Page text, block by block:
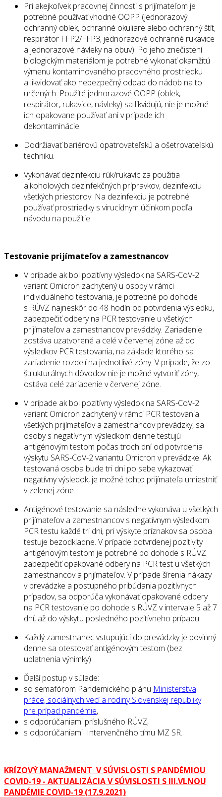
Pri akejkoľvek pracovnej činnosti s prijímateľom je
potrebné používať vhodné OOPP (jednorazový
ochranný oblek, ochranné okuliare alebo ochranný štít,
respirátor FFP2/FFP3, jednorazové ochranné rukavice
a jednorazové návleky na obuv). Po jeho znečistení
biologickým materiálom je potrebné vykonať okamžitú
výmenu kontaminovaného pracovného prostriedku
a likvidovať ako nebezpečný odpad do nádob na to
určených. Použité jednorazové OOPP (oblek,
respirátor, rukavice, návleky) sa likvidujú, nie je možné
ich opakovane používať ani v prípade ich
dekontaminácie.
Dodržiavať bariérovú opatrovateľskú a ošetrovateľskú
techniku.
Vykonávať dezinfekciu rúk/rukavíc za použitia
alkoholových dezinfekčných prípravkov, dezinfekciu
všetkých priestorov. Na dezinfekciu je potrebné
používať prostriedky s virucídnym účinkom podľa
návodu na použitie.
Testovanie prijímateľov a zamestnancov
V prípade ak bol pozitívny výsledok na SARS-CoV-2
variant Omicron zachytený u osoby v rámci
individuálneho testovania, je potrebné po dohode
s RÚVZ najneskôr do 48 hodín od potvrdenia výsledku,
zabezpečiť odbery na PCR testovanie u všetkých
prijímateľov a zamestnancov prevádzky. Zariadenie
zostáva uzatvorené a celé v červenej zóne až do
výsledkov PCR testovania, na základe ktorého sa
zariadenie rozdelí na jednotlivé zóny. V prípade, že zo
štrukturálnych dôvodov nie je možné vytvoriť zóny,
ostáva celé zariadenie v červenej zóne.
V prípade ak bol pozitívny výsledok na SARS-CoV-2
variant Omicron zachytený v rámci PCR testovania
všetkých prijímateľov a zamestnancov prevádzky, sa
osoby s negatívnym výsledkom denne testujú
antigénovým testom počas troch dní od potvrdenia
výskytu SARS-CoV-2 variantu Omicron v prevádzke. Ak
testovaná osoba bude tri dni po sebe vykazovať
negatívny výsledok, je možné tohto prijímateľa umiestniť
v zelenej zóne.
Antigénové testovanie sa následne vykonáva u všetkých
prijímateľov a zamestnancov s negatívnym výsledkom
PCR testu každé tri dni, pri výskyte príznakov sa osoba
testuje bezodkladne. V prípade potvrdenej pozitivity
antigénovým testom je potrebné po dohode s RÚVZ
zabezpečiť opakované odbery na PCR test u všetkých
zamestnancov a prijímateľov. V prípade šírenia nákazy
v prevádzke a postupného pribúdania pozitívnych
prípadov, sa odporúča vykonávať opakované odbery
na PCR testovanie po dohode s RÚVZ v intervale 5 až 7
dní, až do výskytu posledného pozitívneho prípadu.
Každý zamestnanec vstupujúci do prevádzky je povinný
denne sa otestovať antigénovým testom (bez
uplatnenia výnimky).
Ďalší postup v súlade:
so semafórom Pandemického plánu Ministerstva
práce, sociálnych vecí a rodiny Slovenskej republiky
pre prípad pandémie,
s odporúčaniami príslušného RÚVZ,
s odporúčaniami Intervenčného tímu MZ SR.
KRÍZOVÝ MANAŽMENT V SÚVISLOSTI S PANDÉMIOU
COVID-19 - AKTUALIZÁCIA V SÚVISLOSTI S III.VLNOU
PANDÉMIE COVID-19 (17.9.2021)